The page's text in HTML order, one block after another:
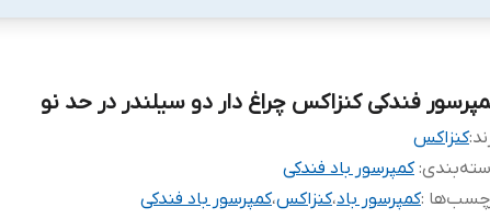
فندکی کنزاکس چراغ دار دو سیلندر در حد نو
کنزاکس
:کمپرسور باد فندکی
:کمپرسور باد،کنزاکس،کمپرسور باد فندکی